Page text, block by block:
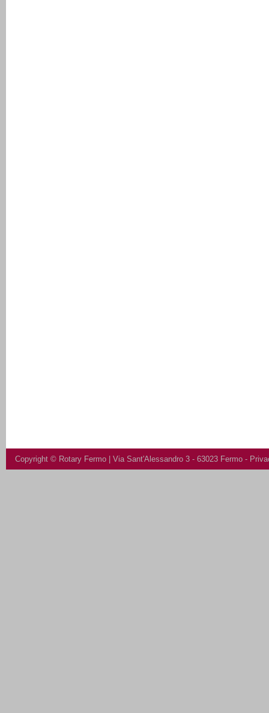
Copyright © Rotary Fermo | Via Sant'Alessandro 3 - 63023 Fermo -